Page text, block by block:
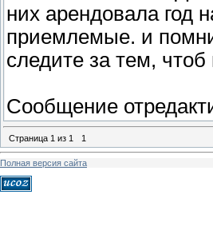
них арендовала год
приемлемые. и
следите за тем,
Сообщение
Страница 1 из 1 1
Полная версия сайта